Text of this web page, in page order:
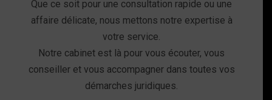
Que ce soit pour une consultation rapide ou une
affaire délicate, nous mettons notre expertise à
votre service.
Notre cabinet est là pour vous écouter, vous
conseiller et vous accompagner dans toutes vos
démarches juridiques.